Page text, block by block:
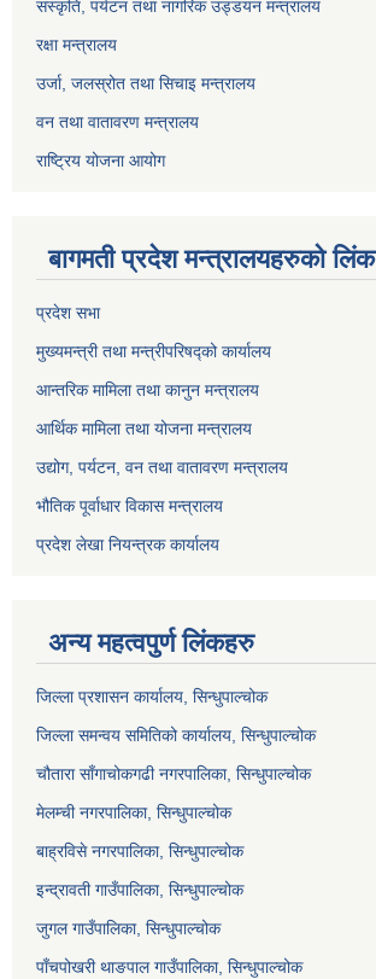
संस्कृति, पर्यटन तथा नागरिक उड्डयन मन्त्रालय
रक्षा मन्त्रालय
उर्जा, जलस्रोत तथा सिचाइ मन्त्रालय
वन तथा वातावरण मन्त्रालय
राष्ट्रिय योजना आयोग
बागमती प्रदेश मन्त्रालयहरुको लिंक
प्रदेश सभा
मुख्यमन्त्री तथा मन्त्रीपरिषद्को कार्यालय
आन्तरिक मामिला तथा कानुन मन्त्रालय
आर्थिक मामिला तथा योजना मन्त्रालय
उद्योग, पर्यटन, वन तथा वातावरण मन्त्रालय
भौतिक पूर्वाधार विकास मन्त्रालय
प्रदेश लेखा नियन्त्रक कार्यालय
अन्य महत्वपुर्ण लिंकहरु
जिल्ला प्रशासन कार्यालय, सिन्धुपाल्चोक
जिल्ला समन्वय समितिको कार्यालय, सिन्धुपाल्चोक
चौतारा साँगाचोकगढी नगरपालिका, सिन्धुपाल्चोक
मेलम्ची नगरपालिका, सिन्धुपाल्चोक
बाह्रविसे नगरपालिका, सिन्धुपाल्चोक
इन्द्रावती गाउँपालिका, सिन्धुपाल्चोक
जुगल गाउँपालिका, सिन्धुपाल्चोक
पाँचपोखरी थाङपाल गाउँपालिका, सिन्धुपाल्चोक